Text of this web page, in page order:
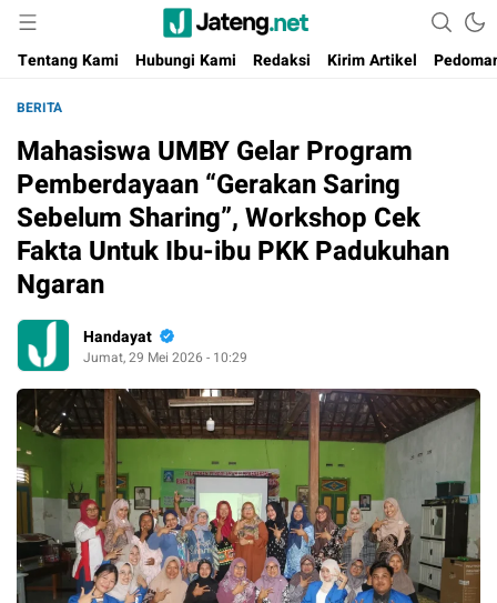
Jateng.net
Portal Media Anak Muda Jawa Tengah
Tentang Kami
Hubungi Kami Redaksi Kirim Artikel
BERITA
Mahasiswa UMBY Gelar Program
Pemberdayaan “Gerakan Saring
Sebelum Sharing”, Workshop Cek
Fakta Untuk Ibu-ibu PKK Padukuhan
Ngaran
Handayat
Jumat, 29 Mei 2026 - 10:29